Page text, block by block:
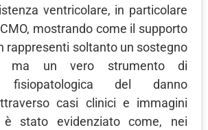
ventricolare, in particolare
mostrando come il supporto
rappresenti soltanto un sostegno
ma un vero strumento di
fisiopatologica del danno
casi clinici e immagini
è stato evidenziato come, nei